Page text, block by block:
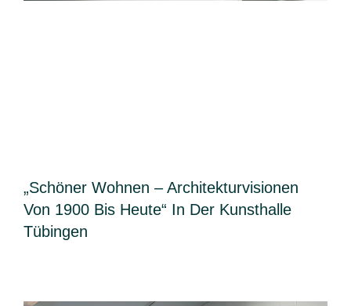
„Schöner Wohnen – Architekturvisionen
Von 1900 Bis Heute“ In Der Kunsthalle
Tübingen